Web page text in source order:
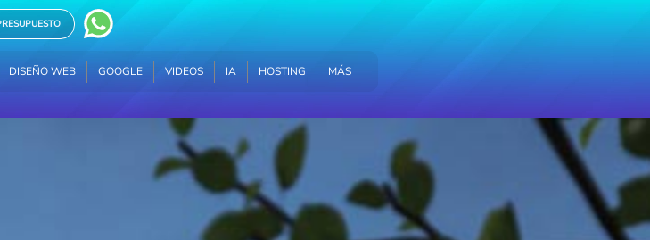
WEB GOOGLE
DISEÑO WEB GOOGLE VIDEOS IA HOSTING MÁS